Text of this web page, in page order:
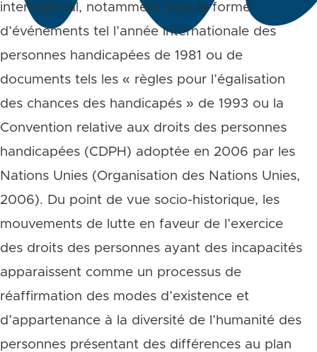
international, notamment sous la forme
d’événements tel l’année internationale des
personnes handicapées de 1981 ou de
documents tels les « règles pour l’égalisation
des chances des handicapés » de 1993 ou la
Convention relative aux droits des personnes
handicapées (CDPH) adoptée en 2006 par les
Nations Unies (Organisation des Nations Unies,
2006). Du point de vue socio-historique, les
mouvements de lutte en faveur de l’exercice
des droits des personnes ayant des incapacités
apparaissent comme un processus de
réaffirmation des modes d’existence et
d’appartenance à la diversité de l’humanité des
personnes présentant des différences au plan